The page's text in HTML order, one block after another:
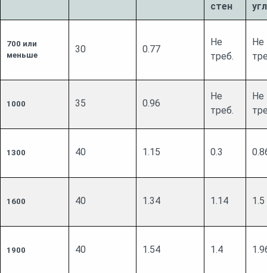
стен
700 или
меньше
30 0.77
Не
треб.
Не
1000 35 0.96
Не
треб.
Не
1300 40 1.15 0.3
1600 40 1.34 1.14 1.5
1900 40 1.54 1.4